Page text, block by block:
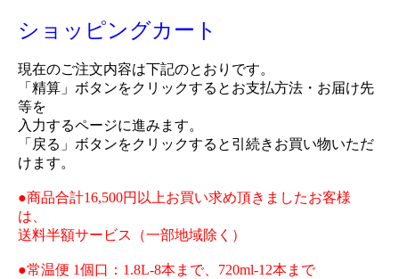
ショッピングカート
現在のご注文内容は下記のとおりです。
「精算」ボタンをクリックするとお支払方法・お届け先
等を
入力するページに進みます。
「戻る」ボタンをクリックすると引続きお買い物いただ
けます。
●商品合計16,500円以上お買い求め頂きましたお客様
は、
送料半額サービス（一部地域除く）
●常温便 1個口：1.8L-8本まで、720ml-12本まで